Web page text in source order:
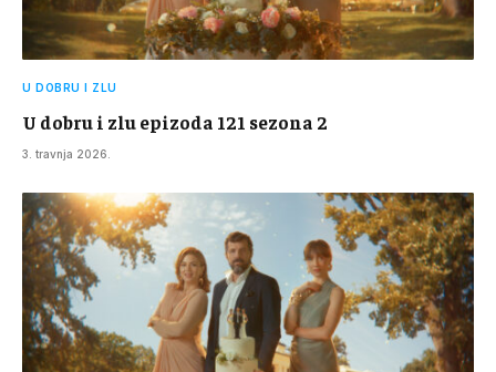
U DOBRU I ZLU
U dobru i zlu epizoda 121 sezona 2
3. travnja 2026.